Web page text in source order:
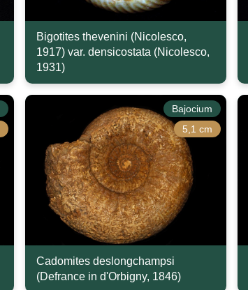
Bigotites thevenini (Nicolesco,
1917) var. densicostata (Nicolesco,
1931)
Bajocium
5,1 cm
Cadomites deslongchampsi
(Defrance in d'Orbigny, 1846)